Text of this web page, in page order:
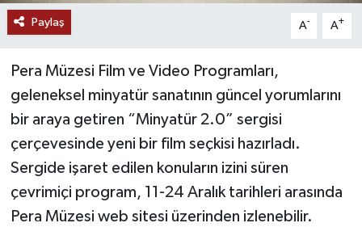
Paylaş A- A+
Pera Müzesi Film ve Video Programları,
geleneksel minyatür sanatının güncel yorumlarını
bir araya getiren “Minyatür 2.0” sergisi
çerçevesinde yeni bir film seçkisi hazırladı.
Sergide işaret edilen konuların izini süren
çevrimiçi program, 11-24 Aralık tarihleri arasında
Pera Müzesi web sitesi üzerinden izlenebilir.